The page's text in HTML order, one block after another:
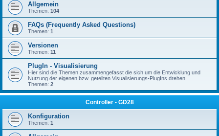
Allgemein
Themen: 104
FAQs (Frequently Asked Questions)
Themen: 1
Versionen
Themen: 11
PlugIn - Visualisierung
Hier sind die Themen zusammengefasst die sich um die Entwicklung und
Nutzung der eigenen bzw. geteilten Visualisierungs-PlugIns drehen.
Themen: 2
Controller - GD28
Konfiguration
Themen: 1